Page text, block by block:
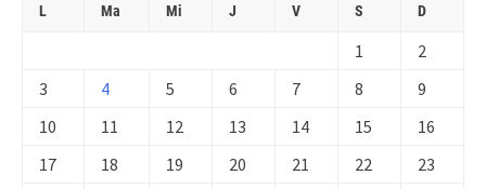
L Ma Mi J V S D
1
2
3
4 5 6 7 8
9
10
11 12 13 14 15
16
17
18 19 20 21 22
23